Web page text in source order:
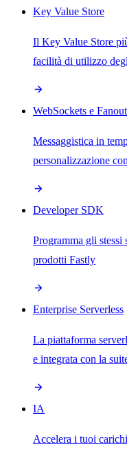
Key Value Store
Il Key Value Store
facilità di utilizzo
WebSockets e Fanout
Messaggistica in
personalizzazione
Developer SDK
Programma gli
prodotti Fastly
Enterprise Serverless
La piattaforma
e integrata con la
IA
Accelera i tuoi